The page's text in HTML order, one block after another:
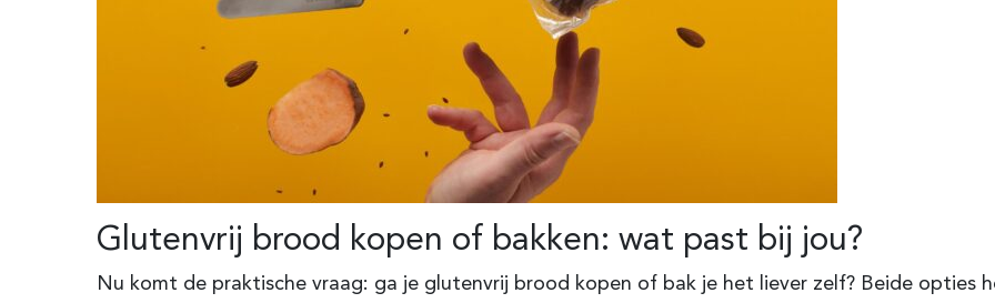
Glutenvrij brood kopen of bakken: wat past bij jou?
Nu komt de praktische vraag: ga je glutenvrij brood kopen of bak je het liever zelf? Beide opties